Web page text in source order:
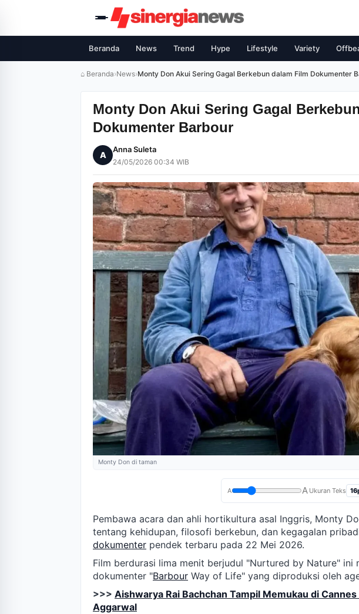
Beranda News Trend Hype Lifestyle Variety
⌂ Beranda›News›Monty Don Akui Sering Gagal Berkebun dalam Film Dokumenter
Monty Don Akui Sering Gagal
Dokumenter Barbour
A
Anna Suleta
24/05/2026 00:34 WIB
Monty Don di taman
A A Ukuran Teks
Pembawa acara dan ahli hortikultura asal Inggris, Monty
tentang kehidupan, filosofi berkebun, dan kegagalan
dokumenter pendek terbaru pada 22 Mei 2026.
Film berdurasi lima menit berjudul "Nurtured by Nature" ini
dokumenter "Barbour Way of Life" yang diproduksi oleh
>>> Aishwarya Rai Bachchan Tampil Memukau di
Aggarwal